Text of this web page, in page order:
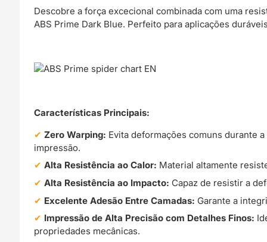
Descobre a força excecional combinada com uma
ABS Prime Dark Blue. Perfeito para aplicações
Características Principais:
Zero Warping: Evita deformações comuns durante
impressão.
Alta Resistência ao Calor: Material altamente
Alta Resistência ao Impacto: Capaz de resistir a
Excelente Adesão Entre Camadas: Garante a
Impressão de Alta Precisão com Detalhes Finos:
propriedades mecânicas.